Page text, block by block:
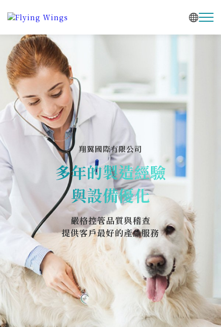
翔翼國際有限公司
多年的製造經驗
與設備優化
嚴格控管品質與稽查
提供客戶最好的產品服務